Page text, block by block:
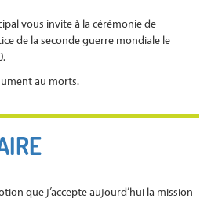
vous invite à la cérémonie de
de la seconde guerre mondiale le
au morts.
que j’accepte aujourd’hui la mission